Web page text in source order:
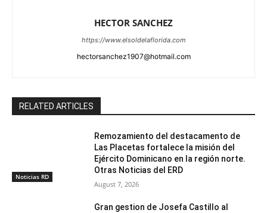
HECTOR SANCHEZ
https://www.elsoldelaflorida.com
hectorsanchez1907@hotmail.com
RELATED ARTICLES
Noticias RD
Remozamiento del destacamento de
Las Placetas fortalece la misión del
Ejército Dominicano en la región norte.
Otras Noticias del ERD
August 7, 2026
Gran gestion de Josefa Castillo al